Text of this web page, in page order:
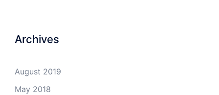
Archives
August 2019
May 2018